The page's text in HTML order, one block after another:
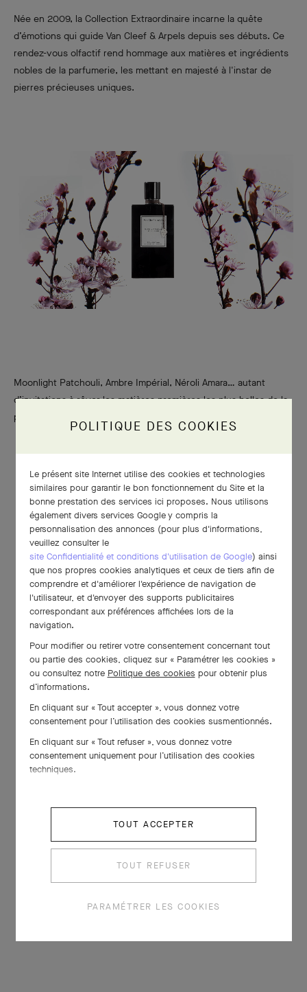
Née en 2009, la Collection Extraordinaire incarne la quête
d’émotions qui guide Van Cleef & Arpels depuis ses débuts. Ce
rendez-vous olfactif rend hommage aux matières et ingrédients
nobles de la parfumerie, les mettant en majesté à l'instar de
pierres précieuses uniques.
Moonlight Patchouli, Ambre Impérial, Néroli Amara… autant
d’invitations à rêver les matières premières les plus belles de la
parfumerie.
POLITIQUE DES COOKIES
Le présent site Internet utilise des cookies et technologies
similaires pour garantir le bon fonctionnement du Site et la
bonne prestation des services ici proposes. Nous utilisons
également divers services Google y compris la
personnalisation des annonces (pour plus d'informations,
veuillez consulter le
site Confidentialité et conditions d'utilisation de Google) ainsi
que nos propres cookies analytiques et ceux de tiers afin de
comprendre et d'améliorer l'expérience de navigation de
l'utilisateur, et d'envoyer des supports publicitaires
correspondant aux préférences affichées lors de la
navigation.
Pour modifier ou retirer votre consentement concernant tout
ou partie des cookies, cliquez sur « Paramétrer les cookies »
ou consultez notre Politique des cookies pour obtenir plus
d’informations.
En cliquant sur « Tout accepter », vous donnez votre
consentement pour l’utilisation des cookies susmentionnés.
En cliquant sur « Tout refuser », vous donnez votre
consentement uniquement pour l’utilisation des cookies
techniques.
TOUT ACCEPTER
TOUT REFUSER
PARAMÉTRER LES COOKIES